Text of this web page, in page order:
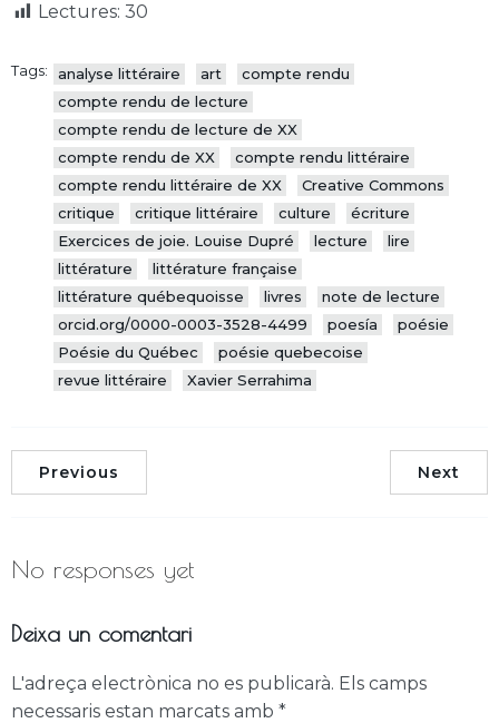
Lectures: 30
Tags: analyse littéraire art
compte rendu
compte rendu de lecture
compte rendu de lecture de XX
compte rendu de XX
compte rendu littéraire
compte rendu littéraire de XX
Creative Commons
critique
critique littéraire culture
écriture
Exercices de joie. Louise Dupré
lecture
lire
littérature
littérature française
littérature québequoisse
livres
note de lecture
orcid.org/0000-0003-3528-4499
poesía
poésie
Poésie du Québec
poésie quebecoise
revue littéraire
Xavier Serrahima
Previous Next
No responses yet
Deixa un comentari
L'adreça electrònica no es publicarà. Els camps
necessaris estan marcats amb *